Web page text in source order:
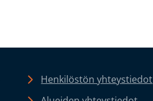
Henkilöstön yhteystiedot